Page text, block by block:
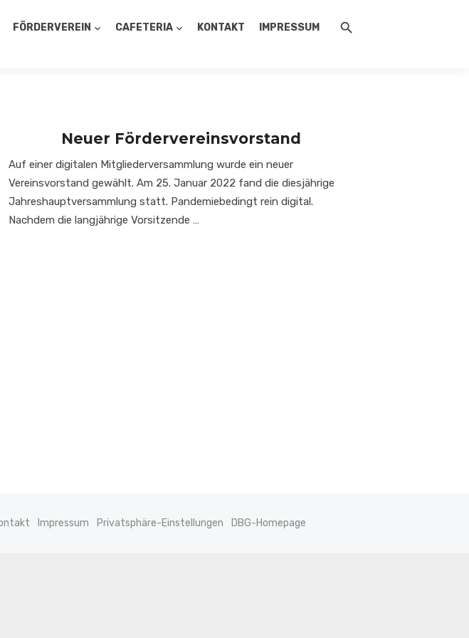
FÖRDERVEREIN CAFETERIA KONTAKT IMPRESSUM
Neuer Fördervereinsvorstand
Auf einer digitalen Mitgliederversammlung wurde ein neuer
Vereinsvorstand gewählt. Am 25. Januar 2022 fand die diesjährige
Jahreshauptversammlung statt. Pandemiebedingt rein digital.
Nachdem die langjährige Vorsitzende …
Impressum Privatsphäre-Einstellungen DBG-Homepage